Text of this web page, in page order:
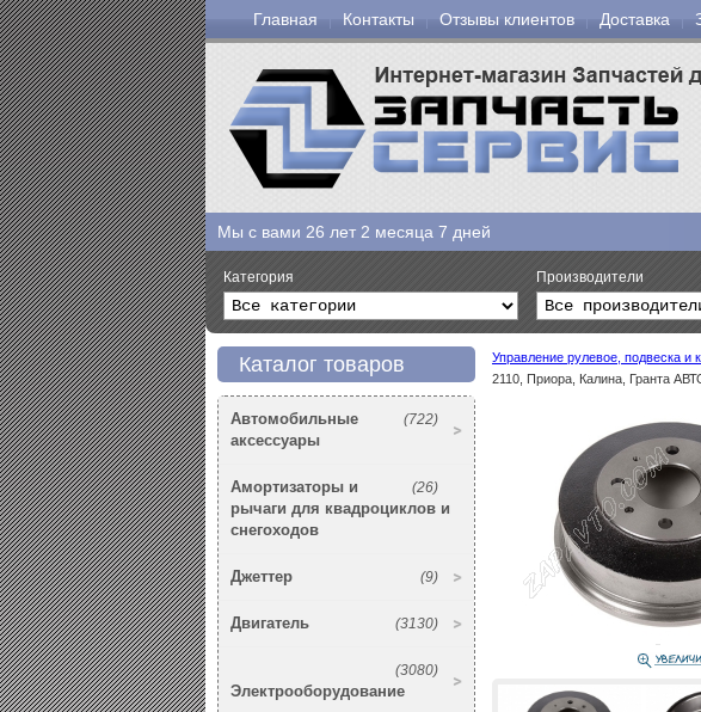
Главная Контакты Отзывы клиентов Доставка
Мы с вами 26 лет 2 месяца 7 дней
Категория Производители
Каталог товаров
(722)
Автомобильные
аксессуары
(26)
Амортизаторы и
рычаги для квадроциклов и
снегоходов
(9)
Джеттер
(3130)
Двигатель
(3080)
Электрооборудование
Управление рулевое, подвеска и
2110, Приора, Калина, Гранта